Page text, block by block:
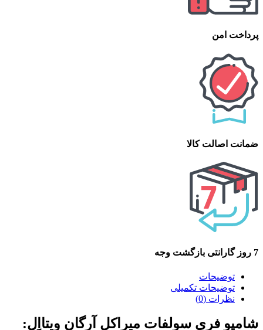
پرداخت امن
ضمانت اصالت کالا
7 روز گارانتی بازگشت وجه
توضیحات
توضیحات تکمیلی
نظرات (0)
شامپو فری سولفات میراکل آرگان ویتااِل: